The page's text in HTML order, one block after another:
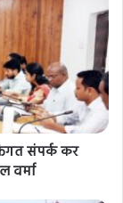
संपर्क कर
वर्मा